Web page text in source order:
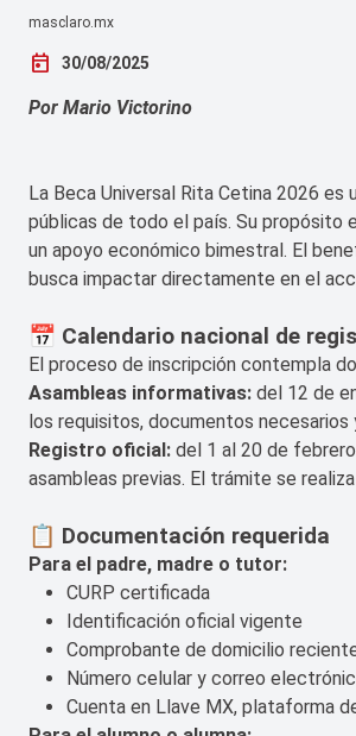
masclaro.mx
today 30/08/2025
Por Mario Victorino
La Beca Universal Rita Cetina 2026
públicas de todo el país. Su propósito
un apoyo económico bimestral. El
busca impactar directamente en el
📅 Calendario nacional de
El proceso de inscripción contempla
Asambleas informativas: del 12 de
los requisitos, documentos
Registro oficial: del 1 al 20 de
asambleas previas. El trámite se
📋 Documentación requerida
Para el padre, madre o tutor:
CURP certificada
Identificación oficial vigente
Comprobante de domicilio
Número celular y correo
Cuenta en Llave MX, plataforma